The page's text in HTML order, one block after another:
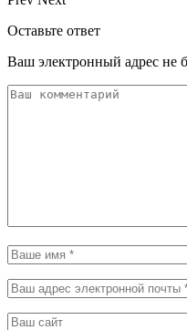
Оставьте ответ
Ваш электронный адрес не